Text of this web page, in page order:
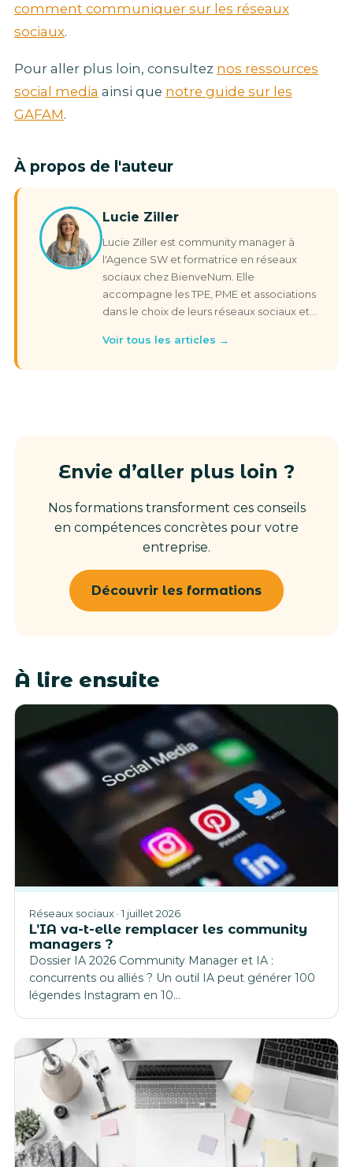
comment communiquer sur les réseaux
sociaux.
Pour aller plus loin, consultez nos ressources
social media ainsi que notre guide sur les
GAFAM.
À propos de l'auteur
Lucie Ziller
Lucie Ziller est community manager à
l'Agence SW et formatrice en réseaux
sociaux chez BienveNum. Elle
accompagne les TPE, PME et associations
dans le choix de leurs réseaux sociaux et…
Voir tous les articles →
Envie d’aller plus loin ?
Nos formations transforment ces conseils
en compétences concrètes pour votre
entreprise.
Découvrir les formations
À lire ensuite
Réseaux sociaux · 1 juillet 2026
L’IA va-t-elle remplacer les community
managers ?
Dossier IA 2026 Community Manager et IA :
concurrents ou alliés ? Un outil IA peut générer 100
légendes Instagram en 10…